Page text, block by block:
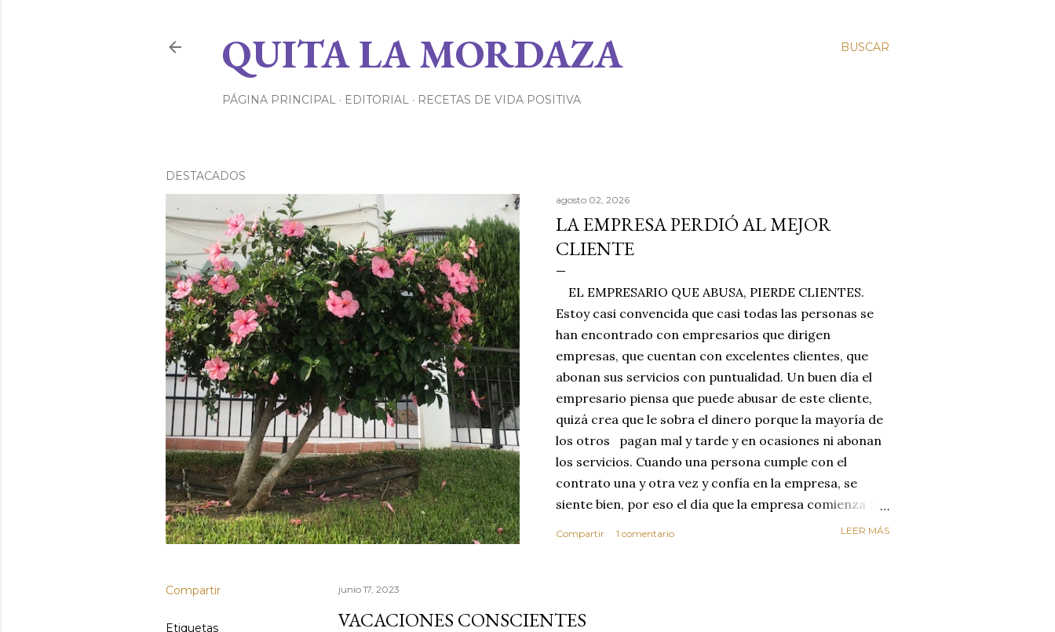
BUSCAR
QUITA LA MORDAZA
PÁGINA PRINCIPAL EDITORIAL RECETAS DE VIDA POSITIVA
DESTACADOS
agosto 02, 2026
LA EMPRESA PERDIÓ AL MEJOR
CLIENTE
EL EMPRESARIO QUE ABUSA, PIERDE CLIENTES.
Estoy casi convencida que casi todas las personas se
han encontrado con empresarios que dirigen
empresas, que cuentan con excelentes clientes, que
abonan sus servicios con puntualidad. Un buen día el
empresario piensa que puede abusar de este cliente,
quizá crea que le sobra el dinero porque la mayoría de
los otros pagan mal y tarde y en ocasiones ni abonan
los servicios. Cuando una persona cumple con el
contrato una y otra vez y confía en la empresa, se
siente bien, por eso el día que la empresa comienza a
MEJOR CLIENTE. Estas circunstancias nos hacen
Compartir 1 comentario LEER MÁS
Compartir
Etiquetas
junio 17, 2023
VACACIONES CONSCIENTES